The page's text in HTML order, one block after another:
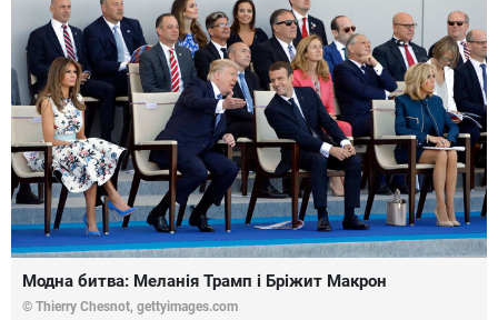
Модна битва: Меланія Трамп і Бріжит Макрон
© Thierry Chesnot, gettyimages.com